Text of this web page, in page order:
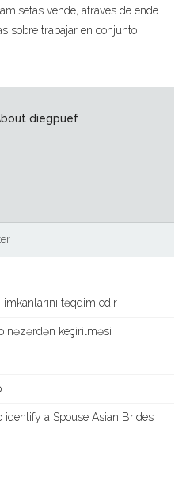
vende, através de ende
sobre trabajar en conjunto
diegpuef
təqdim edir
nəzərdən keçirilməsi
identify a Spouse Asian Brides